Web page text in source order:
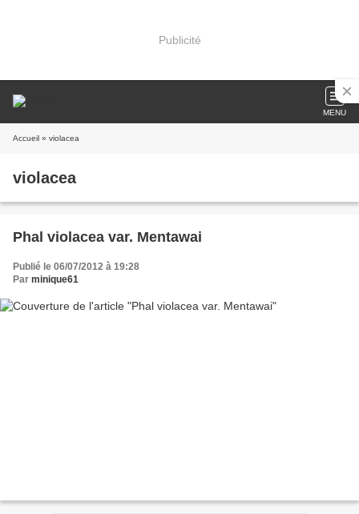
Publicité
MENU
Accueil » violacea
violacea
Phal violacea var. Mentawai
Publié le 06/07/2012 à 19:28
Par minique61